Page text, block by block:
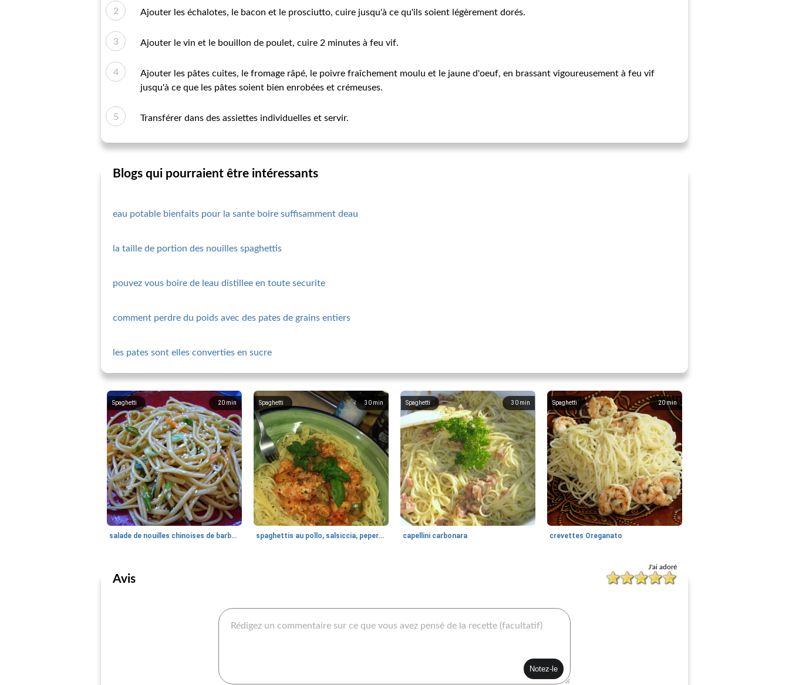
Ajouter les échalotes, le bacon et le prosciutto, cuire jusqu'à ce qu'ils soient légèrement dorés.
Ajouter le vin et le bouillon de poulet, cuire 2 minutes à feu vif.
Ajouter les pâtes cuites, le fromage râpé, le poivre fraîchement moulu et le jaune d'oeuf, en brassant vigoureusement à feu vif
jusqu'à ce que les pâtes soient bien enrobées et crémeuses.
Transférer dans des assiettes individuelles et servir.
Blogs qui pourraient être intéressants
eau potable bienfaits pour la sante boire suffisamment deau
la taille de portion des nouilles spaghettis
pouvez vous boire de leau distillee en toute securite
comment perdre du poids avec des pates de grains entiers
les pates sont elles converties en sucre
20 min
Spaghetti
salade de nouilles chinoises de barbara
30 min
Spaghetti
spaghettis au pollo, salsiccia, peperone
30 min
Spaghetti
capellini carbonara
20min
Spaghetti
crevettes Oreganato
J'ai adoré
Avis